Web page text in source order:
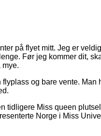
på flyet mitt. Jeg er
Før jeg kommer dit,
mye.
og bare vente. Man
tidligere Miss queen
Norge i Miss